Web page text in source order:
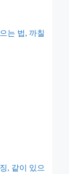
는 법, 까칠
, 같이 있으